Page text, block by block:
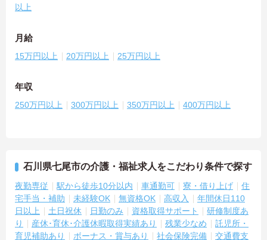
以上
月給
15万円以上 20万円以上 25万円以上
年収
250万円以上 300万円以上 350万円以上 400万円以上
石川県七尾市の介護・福祉求人をこだわり条件で探す
夜勤専従 駅から徒歩10分以内 車通勤可 寮・借り上げ
住
宅手当・補助
未経験OK 無資格OK 高収入
年間休日110
日以上
土日祝休 日勤のみ 資格取得サポート
研修制度あ
り
産休･育休･介護休暇取得実績あり 残業少なめ
託児所・
育児補助あり
ボーナス・賞与あり 社会保険完備
交通費支